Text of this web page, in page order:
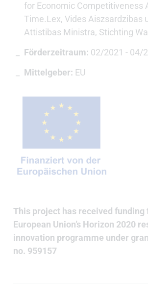
for Economic Competitiveness
Time.Lex, Vides Aiszsardzibas
Attistibas Ministra, Stichting
Förderzeitraum: 02/2021 - 04/
Mittelgeber: EU
This project has received funding
European Union’s Horizon 2020
innovation programme under
no. 959157